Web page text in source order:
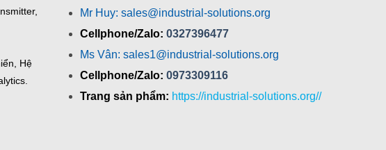
Hệ
Mr Huy: sales@industrial-solutions.org
Cellphone/Zalo: 0327396477
Ms Vân: sales1@industrial-solutions.org
Cellphone/Zalo: 0973309116
Trang sản phẩm: https://industrial-solutions.org//